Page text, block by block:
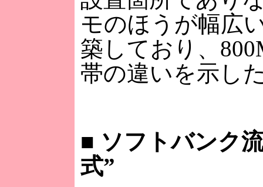
モのほうが幅広
築しており、
帯の違いを示し
■ ソフトバンク
式”